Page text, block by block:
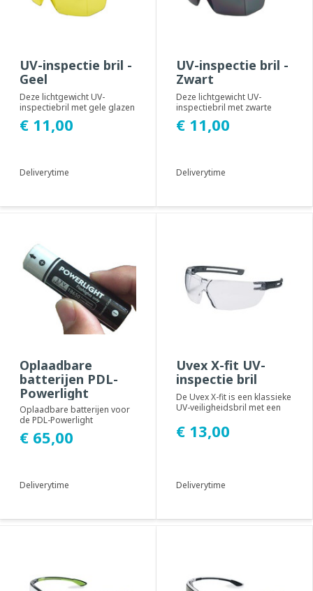
UV-inspectie bril -
Geel
Deze lichtgewicht UV-
inspectiebril met gele glazen
beschermt de gebruiker
tijdens het gebr...
€ 11,00
Deliverytime
UV-inspectie bril -
Zwart
Deze lichtgewicht UV-
inspectiebril met zwarte
glazen beschermt de
gebruiker tijdens het ge...
€ 11,00
Deliverytime
Oplaadbare
batterijen PDL-
Powerlight
Oplaadbare batterijen voor
de PDL-Powerlight
€ 65,00
Deliverytime
Uvex X-fit UV-
inspectie bril
De Uvex X-fit is een klassieke
UV-veiligheidsbril met een
€ 13,00
Deliverytime